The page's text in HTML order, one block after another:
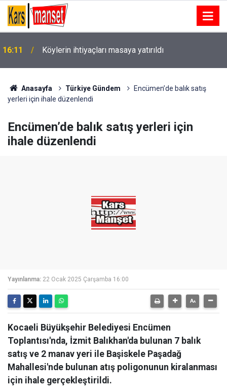
16:11 Köylerin ihtiyaçları masaya yatırıldı
Anasayfa Türkiye Gündem
Encümen’de balık satış
yerleri için ihale düzenlendi
Encümen’de balık satış yerleri için
ihale düzenlendi
Yayınlanma: 22 Ocak 2025 Çarşamba 16:00
Kocaeli Büyükşehir Belediyesi Encümen
Toplantısı'nda, İzmit Balıkhan'da bulunan 7 balık
satış ve 2 manav yeri ile Başiskele Paşadağ
Mahallesi'nde bulunan atış poligonunun kiralanması
için ihale gerçekleştirildi.